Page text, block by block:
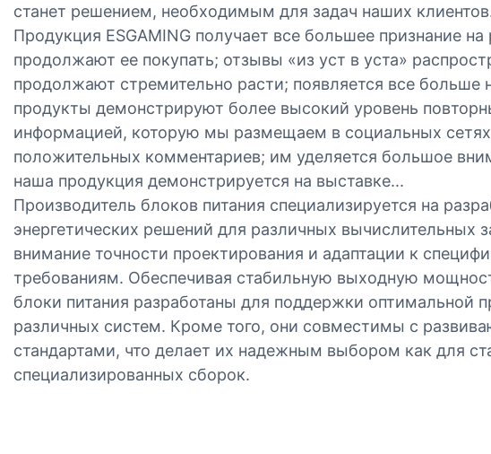
станет решением, необходимым для задач наших
Продукция ESGAMING получает все большее признание
продолжают ее покупать; отзывы «из уст в уста»
продолжают стремительно расти; появляется все больше
продукты демонстрируют более высокий уровень
информацией, которую мы размещаем в социальных
положительных комментариев; им уделяется большое
наша продукция демонстрируется на выставке...
Производитель блоков питания специализируется на
энергетических решений для различных вычислительных
внимание точности проектирования и адаптации к
требованиям. Обеспечивая стабильную выходную
блоки питания разработаны для поддержки оптимальной
различных систем. Кроме того, они совместимы с
стандартами, что делает их надежным выбором как для
специализированных сборок.